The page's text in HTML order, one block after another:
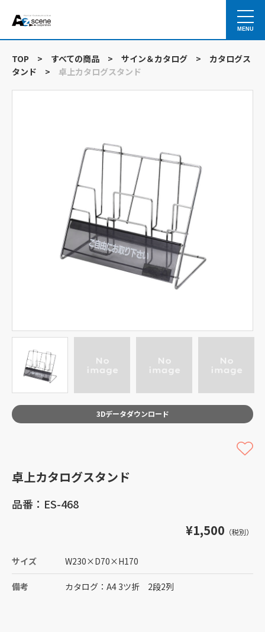
MENU
TOP > すべての商品 > サイン＆カタログ >
カタログス
タンド
> 卓上カタログスタンド
3Dデータダウンロード
卓上カタログスタンド
品番：ES-468
¥1,500 （税別）
サイズ W230×D70×H170
備考 カタログ：A4 3ツ折 2段2列